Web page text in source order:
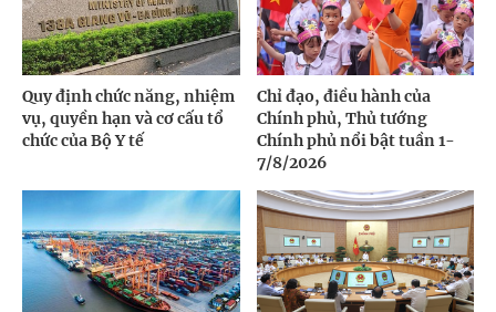
Quy định chức năng, nhiệm
vụ, quyền hạn và cơ cấu tổ
chức của Bộ Y tế
Chỉ đạo, điều hành của
Chính phủ, Thủ tướng
Chính phủ nổi bật tuần 1-
7/8/2026